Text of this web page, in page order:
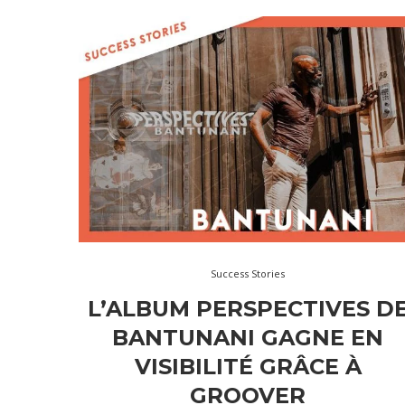
Success Stories
L’ALBUM PERSPECTIVES
BANTUNANI GAGNE EN
VISIBILITÉ GRÂCE À
GROOVER